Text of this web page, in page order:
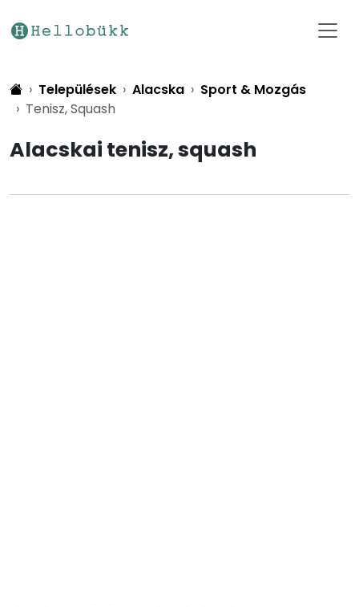
Települések Alacska
Sport & Mozgás
Tenisz, Squash
Alacskai tenisz, squash